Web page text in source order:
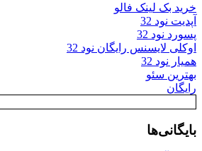
خرید بک لینک فالو
آپدیت نود 32
پسورد نود 32
اوکلی لایسنس رایگان نود 32
همیار نود 32
بهترین سئو
رایگان
بایگانی‌ها